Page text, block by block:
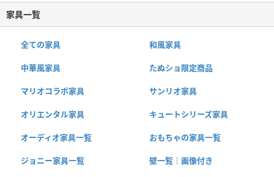
家具一覧
全ての家具 和風家具
中華風家具 たぬショ限定商品
マリオコラボ家具 サンリオ家具
オリエンタル家具 キュートシリーズ家具
オーディオ家具一覧 おもちゃの家具一覧
ジョニー家具一覧 壁一覧｜画像付き